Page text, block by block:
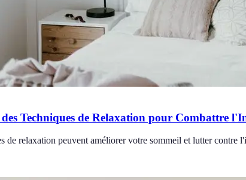
Techniques de Relaxation pour Combattre
de relaxation peuvent améliorer votre sommeil et lutter contre